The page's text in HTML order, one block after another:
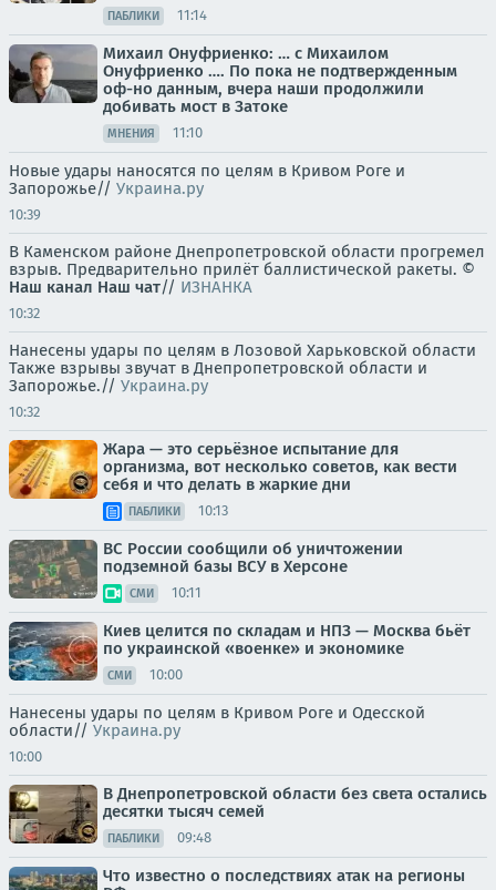
ПАБЛИКИ 11:14
Михаил Онуфриенко: … с Михаилом
Онуфриенко …. По пока не подтвержденным
оф-но данным, вчера наши продолжили
добивать мост в Затоке
МНЕНИЯ 11:10
Новые удары наносятся по целям в Кривом Роге и
Запорожье// Украина.ру
10:39
В Каменском районе Днепропетровской области прогремел
взрыв. Предварительно прилёт баллистической ракеты. ©
Наш канал Наш чат// ИЗНАНКА
10:32
Нанесены удары по целям в Лозовой Харьковской области
Также взрывы звучат в Днепропетровской области и
Запорожье.// Украина.ру
10:32
Жара — это серьёзное испытание для
организма, вот несколько советов, как вести
себя и что делать в жаркие дни
ПАБЛИКИ 10:13
ВС России сообщили об уничтожении
подземной базы ВСУ в Херсоне
СМИ 10:11
Киев целится по складам и НПЗ — Москва бьёт
по украинской «военке» и экономике
СМИ 10:00
Нанесены удары по целям в Кривом Роге и Одесской
области// Украина.ру
10:00
В Днепропетровской области без света остались
десятки тысяч семей
ПАБЛИКИ 09:48
Что известно о последствиях атак на регионы